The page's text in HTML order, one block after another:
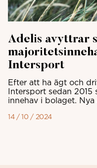
Adelis avyttrar
Intersport
Efter att ha ägt och
Intersport sedan
innehav i bolaget. Nya
14 / 10 / 2024